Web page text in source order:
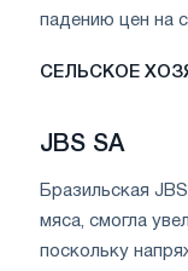
падению цен на
СЕЛЬСКОЕ
JBS SA
Бразильская
мяса, смогла
поскольку